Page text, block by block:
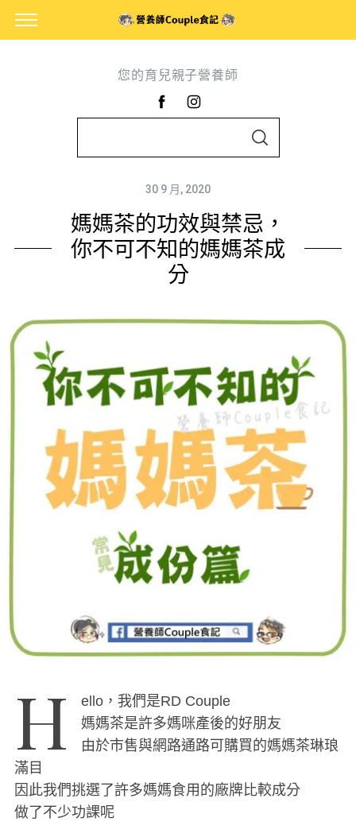
您的育兒親子營養師
c
h
f
:
S
30 9 月, 2020
媽媽茶的功效與禁忌，
你不可不知的媽媽茶成
分
H
ello，我們是RD Couple
媽媽茶是許多媽咪產後的好朋友
由於市售與網路通路可購買的媽媽茶琳琅
滿目
因此我們挑選了許多媽媽食用的廠牌比較成分
做了不少功課呢